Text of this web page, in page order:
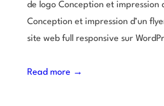
de logo Conception et impression
Conception et impression d’un
site web full responsive sur
Read more →